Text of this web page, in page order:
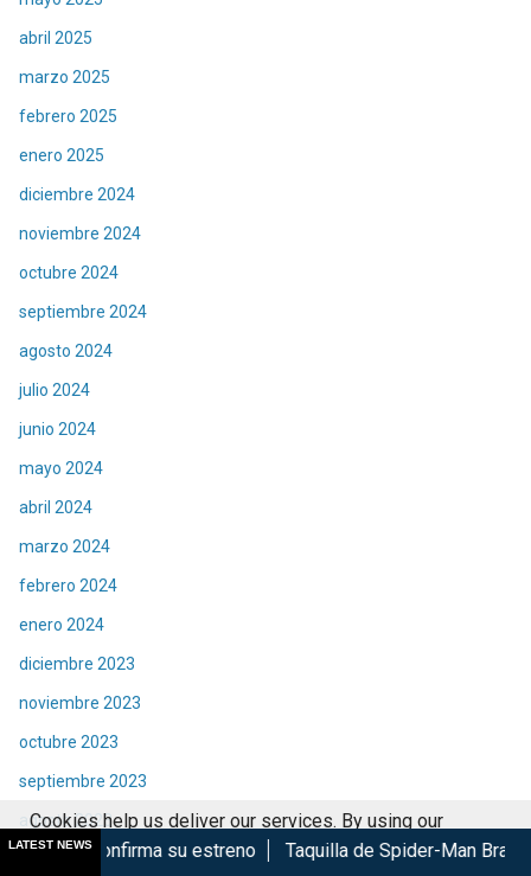
abril 2025
marzo 2025
febrero 2025
enero 2025
diciembre 2024
noviembre 2024
octubre 2024
septiembre 2024
agosto 2024
julio 2024
junio 2024
mayo 2024
abril 2024
marzo 2024
febrero 2024
enero 2024
diciembre 2023
noviembre 2023
octubre 2023
septiembre 2023
agosto 2023
LATEST NEWS
estreno Taquilla de Spider-Man Brand New Day rompe
Cookies help us deliver our services. By using our
services, you agree to our use of cookies.
Got it